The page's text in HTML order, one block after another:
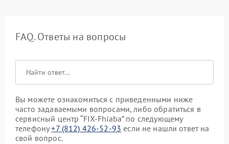
FAQ. Ответы на вопросы
Вы можете ознакомиться с приведенными ниже
часто задаваемыми вопросами, либо обратиться в
сервисный центр “FIX-Fhiaba” по следующему
телефону+7 (812) 426-52-93 если не нашли ответ на
свой вопрос.